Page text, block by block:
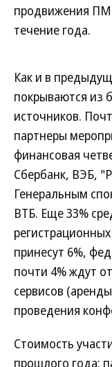
продвижения
течение года.
Как и в
покрываются
источников.
партнеры
финансовая
Сбербанк, ВЭБ,
Генеральным
ВТБ. Еще 33%
принесут 6%,
почти 4% ждут
сервисов
проведения
Стоимость
прошлого года: